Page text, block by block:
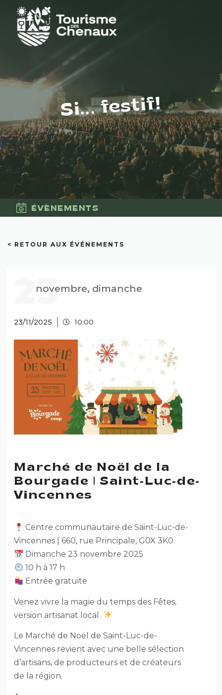
Si... festif!
ÉVÈNEMENTS
< RETOUR AUX ÉVÉNEMENTS
23
novembre, dimanche
23/11/2025 10:00
Marché de Noël de la
Bourgade | Saint-Luc-de-
Vincennes
Centre communautaire de Saint-Luc-de-
Vincennes | 660, rue Principale, G0X 3K0
Dimanche 23 novembre 2025
10 h à 17 h
Entrée gratuite
Venez vivre la magie du temps des Fêtes,
version artisanat local.
Le Marché de Noël de Saint-Luc-de-
Vincennes revient avec une belle sélection
d’artisans, de producteurs et de créateurs
de la région.